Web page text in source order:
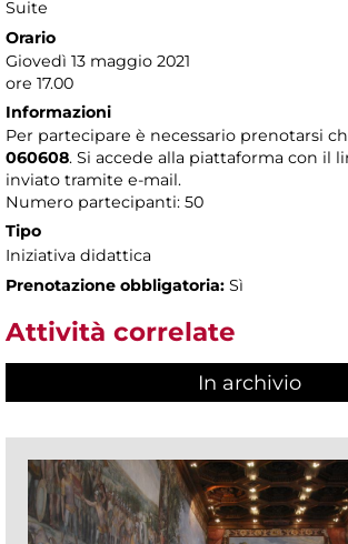
Suite
Orario
Giovedì 13 maggio 2021
ore 17.00
Informazioni
Per partecipare è necessario prenotarsi
060608. Si accede alla piattaforma con il
inviato tramite e-mail.
Numero partecipanti: 50
Tipo
Iniziativa didattica
Prenotazione obbligatoria: Sì
Attività correlate
In archivio